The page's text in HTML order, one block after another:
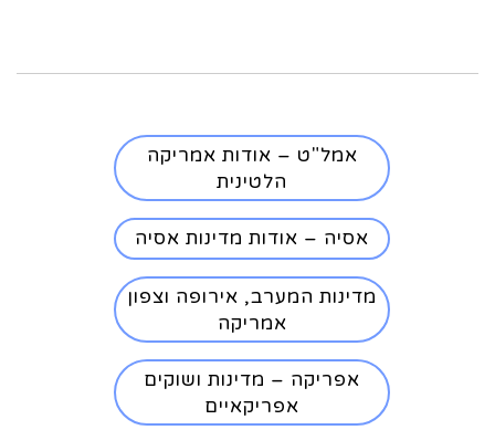
אמל"ט – אודות אמריקה
הלטינית
אסיה – אודות מדינות אסיה
מדינות המערב, אירופה וצפון
אמריקה
אפריקה – מדינות ושוקים
אפריקאיים